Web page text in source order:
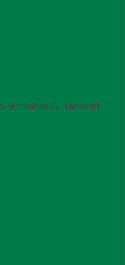
Pernikahan 66 bahan art